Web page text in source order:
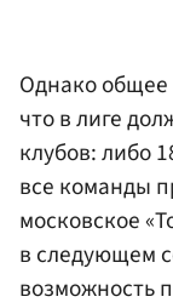
Однако
что в лиге
клубов: либо
все команды
московское
в следующем
возможность